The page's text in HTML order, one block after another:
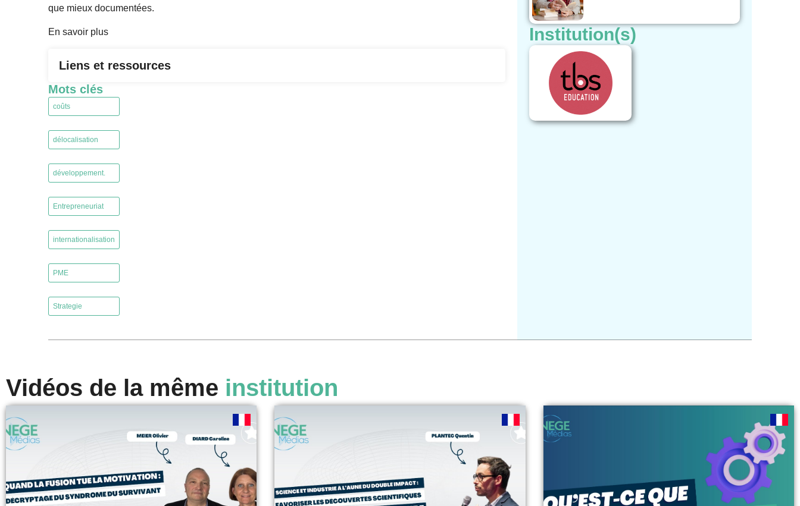
que mieux documentées.
En savoir plus
Liens et ressources
Mots clés
coûts
délocalisation
développement.
Entrepreneuriat
internationalisation
PME
Strategie
Institution(s)
Vidéos de la même institution